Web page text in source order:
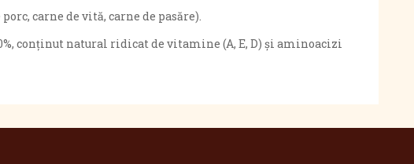
carne de vită, carne de pasăre).
conținut natural ridicat de vitamine (A, E, D) și aminoacizi